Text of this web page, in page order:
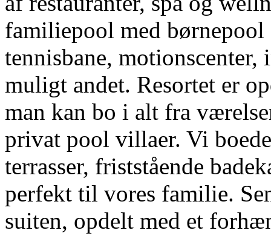
familiepool med børnepool
tennisbane, motionscenter,
muligt andet. Resortet er
man kan bo i alt fra
privat pool villaer. Vi
terrasser, friststående
perfekt til vores familie.
suiten, opdelt med et